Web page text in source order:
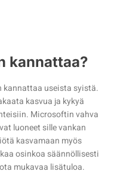
kannattaa?
useista syistä.
kasvua ja kykyä
Microsoftin vahva
luoneet sille vankan
kasvamaan myös
osinkoa säännöllisesti
mukavaa lisätuloa.